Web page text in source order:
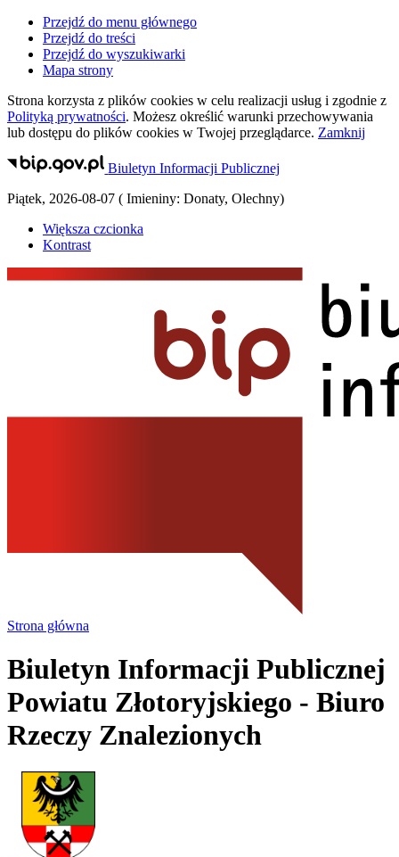
Przejdź do menu głównego
Przejdź do treści
Przejdź do wyszukiwarki
Mapa strony
Strona korzysta z plików cookies w celu realizacji usług i zgodnie z
Polityką prywatności. Możesz określić warunki przechowywania
lub dostępu do plików cookies w Twojej przeglądarce. Zamknij
Biuletyn Informacji Publicznej
Piątek, 2026-08-07 ( Imieniny: Donaty, Olechny)
Większa czcionka
Kontrast
Strona główna
Biuletyn Informacji Publicznej
Powiatu Złotoryjskiego - Biuro
Rzeczy Znalezionych